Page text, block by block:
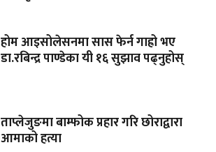
होम आइसोलेसनमा सास फेर्न गाह्रो भए
डा.रबिन्द्र पाण्डेका यी १६ सुझाव पढ्नुहोस्
ताप्लेजुङमा बाम्फोक प्रहार गरि छोराद्वारा
आमाको हत्या